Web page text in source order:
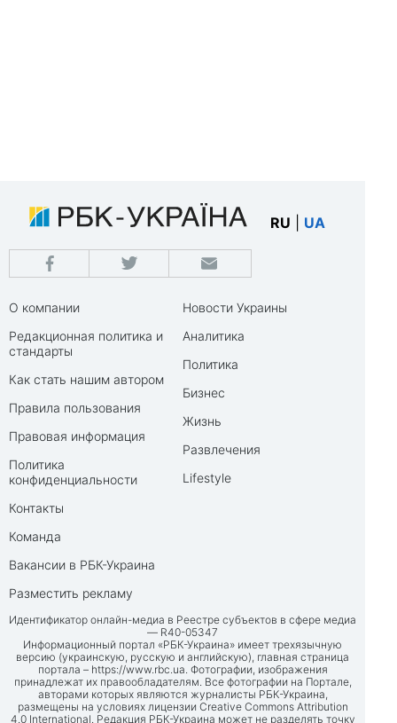
RU UA
О компании
Редакционная политика и
стандарты
Как стать нашим автором
Правила пользования
Правовая информация
Политика
конфиденциальности
Контакты
Команда
Вакансии в РБК-Украина
Разместить рекламу
Новости Украины
Аналитика
Политика
Бизнес
Жизнь
Развлечения
Lifestyle
Идентификатор онлайн-медиа в Реестре субъектов в сфере медиа
— R40-05347
Информационный портал «РБК-Украина» имеет трехязычную
версию (украинскую, русскую и английскую), главная страница
портала – https://www.rbc.ua. Фотографии, изображения
принадлежат их правообладателям. Все фотографии на Портале,
авторами которых являются журналисты РБК-Украина,
размещены на условиях лицензии Creative Commons Attribution
4.0 International. Редакция РБК-Украина может не разделять точку